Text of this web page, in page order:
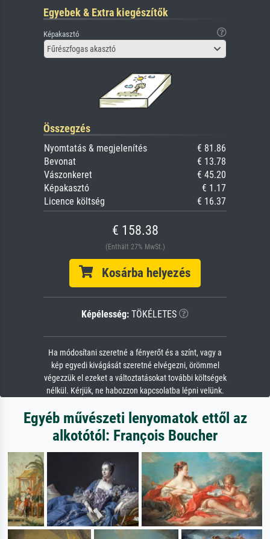
Egyebek & Extra kiegészítők
Képakasztó
Fűrészfogas akasztó
Összegzés
Nyomtatás & megjelenítés
€ 81.86
Bevonat
€ 13.78
Vászonkeret
€ 45.20
Képakasztó
€ 1.17
Licence költség
€ 16.37
€ 158.38
(Enthält 27% MwSt.)
Kosárba helyezés
Képélesség: TÖKÉLETES
Ha módosítani szeretné a fényerőt és a színt, vagy a
kép egyedi kivágását szeretné elvégezni, örömmel
végezzük el ezeket a változtatásokat további költségek
nélkül. Kérjük, ne habozzon kapcsolatba lépni velünk.
Egyéb művészeti lenyomatok ettől az
alkotótól: François Boucher